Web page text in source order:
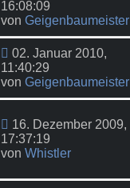
16:08:09
von Geigenbaumeister
02. Januar 2010,
11:40:29
von Geigenbaumeister
16. Dezember 2009,
17:37:19
von Whistler